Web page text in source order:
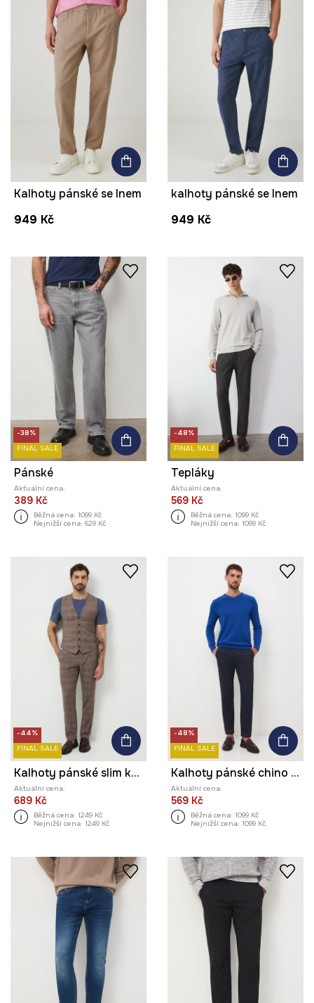
Kalhoty pánské se lnem
949 Kč
kalhoty pánské se lnem
949 Kč
-38%
FINAL SALE
Pánské
Aktuální cena:
389 Kč
Běžná cena: 1099 Kč
Nejnižší cena: 629 Kč
-48%
FINAL SALE
Tepláky
Aktuální cena:
569 Kč
Běžná cena: 1099 Kč
Nejnižší cena: 1099 Kč
-44%
FINAL SALE
Kalhoty pánské slim károvaný vzor
Aktuální cena:
689 Kč
Běžná cena: 1249 Kč
Nejnižší cena: 1249 Kč
-48%
FINAL SALE
Kalhoty pánské chino s jemným vzorem
Aktuální cena:
569 Kč
Běžná cena: 1099 Kč
Nejnižší cena: 1099 Kč